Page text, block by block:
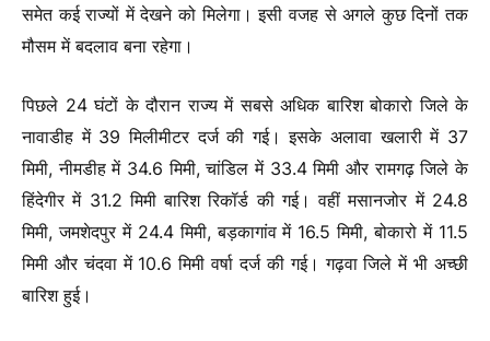
समेत कई राज्यों में देखने को मिलेगा। इसी वजह से अगले कुछ दिनों तक
मौसम में बदलाव बना रहेगा।
पिछले 24 घंटों के दौरान राज्य में सबसे अधिक बारिश बोकारो जिले के
नावाडीह में 39 मिलीमीटर दर्ज की गई। इसके अलावा खलारी में 37
मिमी, नीमडीह में 34.6 मिमी, चांडिल में 33.4 मिमी और रामगढ़ जिले के
हिंदेगीर में 31.2 मिमी बारिश रिकॉर्ड की गई। वहीं मसानजोर में 24.8
मिमी, जमशेदपुर में 24.4 मिमी, बड़कागांव में 16.5 मिमी, बोकारो में 11.5
मिमी और चंदवा में 10.6 मिमी वर्षा दर्ज की गई। गढ़वा जिले में भी अच्छी
बारिश हुई।